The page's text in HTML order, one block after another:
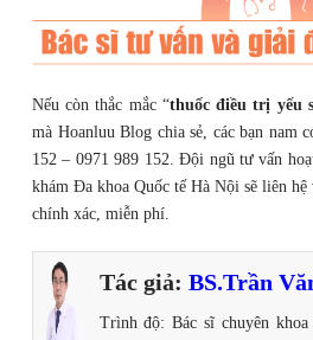
Nếu còn thắc mắc “thuốc điều trị yếu
mà Hoanluu Blog chia sẻ, các bạn nam
152 – 0971 989 152. Đội ngũ tư vấn
khám Đa khoa Quốc tế Hà Nội sẽ liên
chính xác, miễn phí.
Tác giả: BS.Trần
Trình độ: Bác sĩ chuyên